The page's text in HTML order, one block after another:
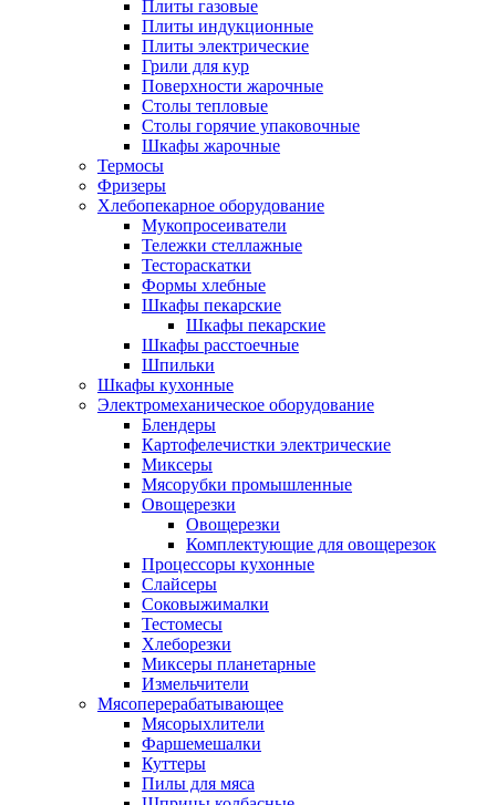
Плиты газовые
Плиты индукционные
Плиты электрические
Грили для кур
Поверхности жарочные
Столы тепловые
Столы горячие упаковочные
Шкафы жарочные
Термосы
Фризеры
Хлебопекарное оборудование
Мукопросеиватели
Тележки стеллажные
Тестораскатки
Формы хлебные
Шкафы пекарские
Шкафы пекарские
Шкафы расстоечные
Шпильки
Шкафы кухонные
Электромеханическое оборудование
Блендеры
Картофелечистки электрические
Миксеры
Мясорубки промышленные
Овощерезки
Овощерезки
Комплектующие для овощерезок
Процессоры кухонные
Слайсеры
Соковыжималки
Тестомесы
Хлеборезки
Миксеры планетарные
Измельчители
Мясоперерабатывающее
Мясорыхлители
Фаршемешалки
Куттеры
Пилы для мяса